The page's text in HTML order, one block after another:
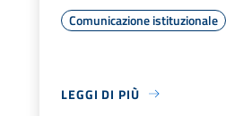
Comunicazione istituzionale
LEGGI DI PIÙ